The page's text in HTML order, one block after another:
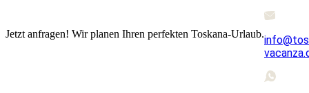
Jetzt anfragen! Wir planen Ihren perfekten Toskana-Urlaub.